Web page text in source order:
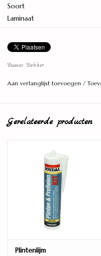
Soort
Laminaat
Krachtig
Levereenheid
Breedte (cm)
Kant-en-klaar
Plank / 1-strook
Douwes Dekker
Aan verlanglijst toevoegen /
Gerelateerde producten
Plintenlijm